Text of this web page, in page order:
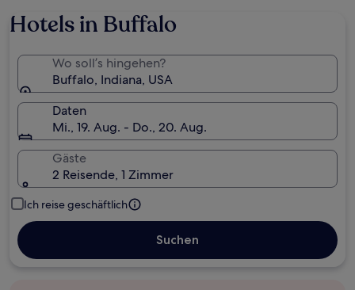
Hotels in Buffalo
Wo soll’s hingehen?
Buffalo, Indiana, USA
Daten
Mi., 19. Aug. - Do., 20. Aug.
Gäste
2 Reisende, 1 Zimmer
Ich reise geschäftlich
Suchen